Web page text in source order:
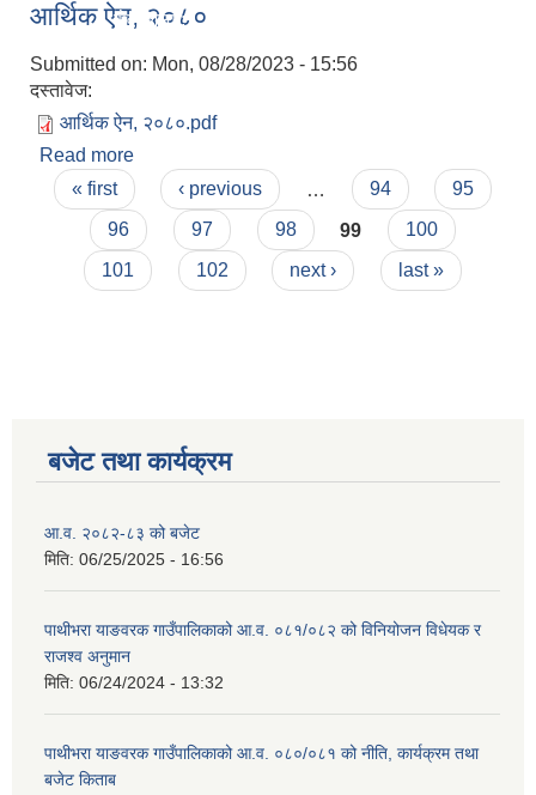
सेवा शुल्क:
आर्थिक ऐन, २०८०
Submitted on: Mon, 08/28/2023 - 15:56
दस्तावेज:
आर्थिक ऐन, २०८०.pdf
Read more
Pages
« first ‹ previous 94
95
96
97 98 99
100
101
102 next › last »
बजेट तथा कार्यक्रम
आ.व. २०८२-८३ को बजेट
मिति: 06/25/2025 - 16:56
पाथीभरा याङवरक गाउँपालिकाको आ.व. ०८१/०८२ को विनियोजन विधेयक र
राजश्व अनुमान
मिति: 06/24/2024 - 13:32
पाथीभरा याङवरक गाउँपालिकाको आ.व. ०८०/०८१ को नीति, कार्यक्रम तथा
बजेट किताब